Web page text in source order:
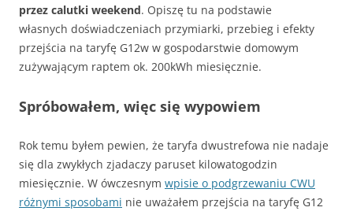
przez calutki weekend. Opiszę tu na podstawie
własnych doświadczeniach przymiarki, przebieg i efekty
przejścia na taryfę G12w w gospodarstwie domowym
zużywającym raptem ok. 200kWh miesięcznie.
Spróbowałem, więc się wypowiem
Rok temu byłem pewien, że taryfa dwustrefowa nie nadaje
się dla zwykłych zjadaczy paruset kilowatogodzin
miesięcznie. W ówczesnym wpisie o podgrzewaniu CWU
różnymi sposobami nie uważałem przejścia na taryfę G12